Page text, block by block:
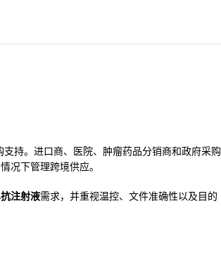
持。进口商、医院、肿瘤药品分销商和政府采购
况下管理跨境供应。
注射液需求，并重视温控、文件准确性以及目的